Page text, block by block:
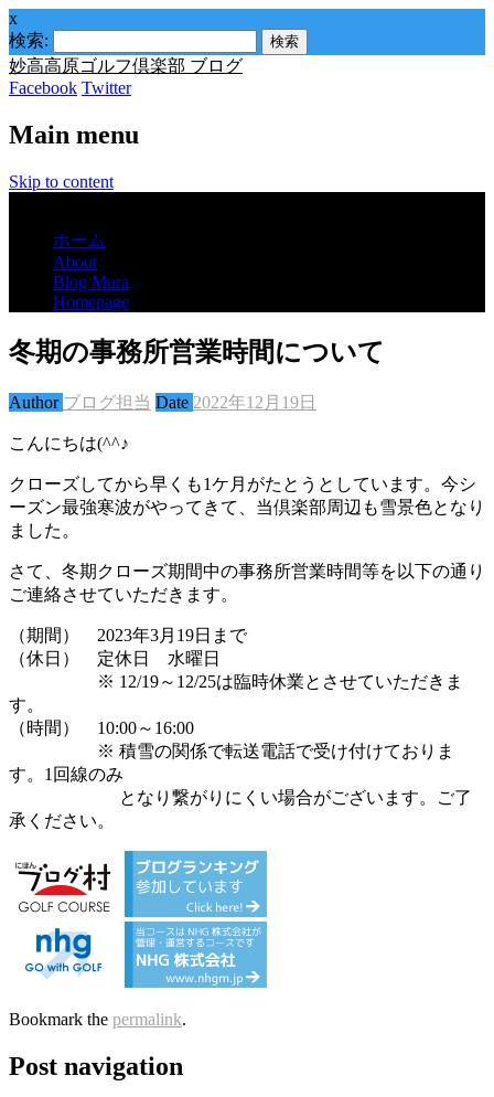
x
検索:
妙高高原ゴルフ倶楽部 ブログ
Facebook Twitter
Main menu
Skip to content
ホーム
About
Blog Mura
Homepage
冬期の事務所営業時間について
Author ブログ担当 Date 2022年12月19日
こんにちは(^^♪
クローズしてから早くも1ケ月がたとうとしています。今シ
ーズン最強寒波がやってきて、当倶楽部周辺も雪景色となり
ました。
さて、冬期クローズ期間中の事務所営業時間等を以下の通り
ご連絡させていただきます。
（期間） 2023年3月19日まで
（休日） 定休日 水曜日
※ 12/19～12/25は臨時休業とさせていただきま
す。
（時間） 10:00～16:00
※ 積雪の関係で転送電話で受け付けておりま
す。1回線のみ
となり繋がりにくい場合がございます。ご了
承ください。
Bookmark the permalink.
Post navigation